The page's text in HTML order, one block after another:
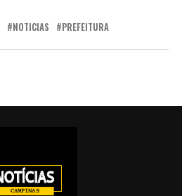
NOTICIAS PREFEITURA